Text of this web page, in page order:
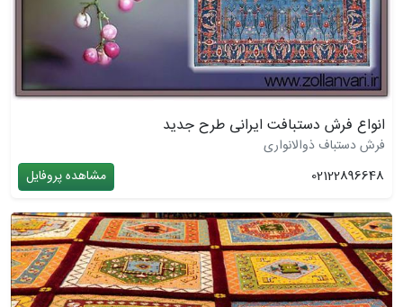
انواع فرش دستبافت ایرانی طرح جدید
فرش دستباف ذوالانواری
02122896648
مشاهده پروفایل